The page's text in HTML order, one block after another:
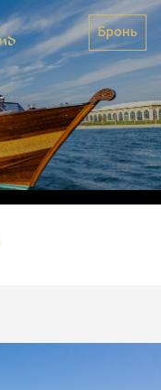
Бронь